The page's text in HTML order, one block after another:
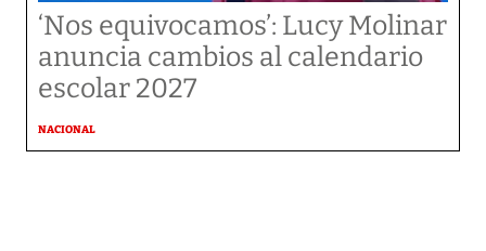
‘Nos equivocamos’: Lucy Molinar
anuncia cambios al calendario
escolar 2027
NACIONAL